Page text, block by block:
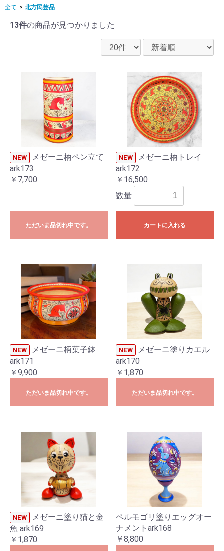
全て > 北方民芸品
13件の商品が見つかりました
NEW
メゼーニ柄ペン立て
ark173
￥7,700
ただいま品切れ中です。
NEW
メゼーニ柄トレイ
ark172
￥16,500
数量
カートに入れる
NEW
メゼーニ柄菓子鉢
ark171
￥9,900
ただいま品切れ中です。
NEW
メゼーニ塗りカエル
ark170
￥1,870
ただいま品切れ中です。
NEW
メゼーニ塗り猫と金
魚 ark169
￥1,870
ペルモゴリ塗りエッグオー
ナメントark168
￥8,800